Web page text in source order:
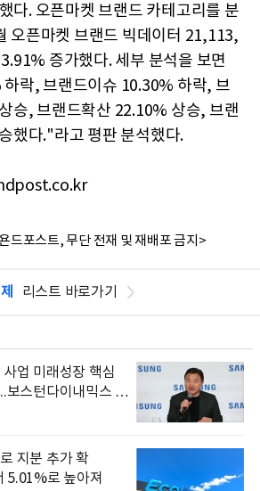
다. 오픈마켓 브랜드 카테고리를 분
오픈마켓 브랜드 빅데이터 21,113,
증가했다. 세부 분석을 보면
락, 브랜드이슈 10.30% 하락, 브
승, 브랜드확산 22.10% 상승, 브랜
했다."라고 평판 분석했다.
드포스트, 무단 전재 및 재배포 금지>
리스트 바로가기
업 미래성장 핵심
보스턴다이내믹스 출
지분 추가 확
5.01%로 높아져